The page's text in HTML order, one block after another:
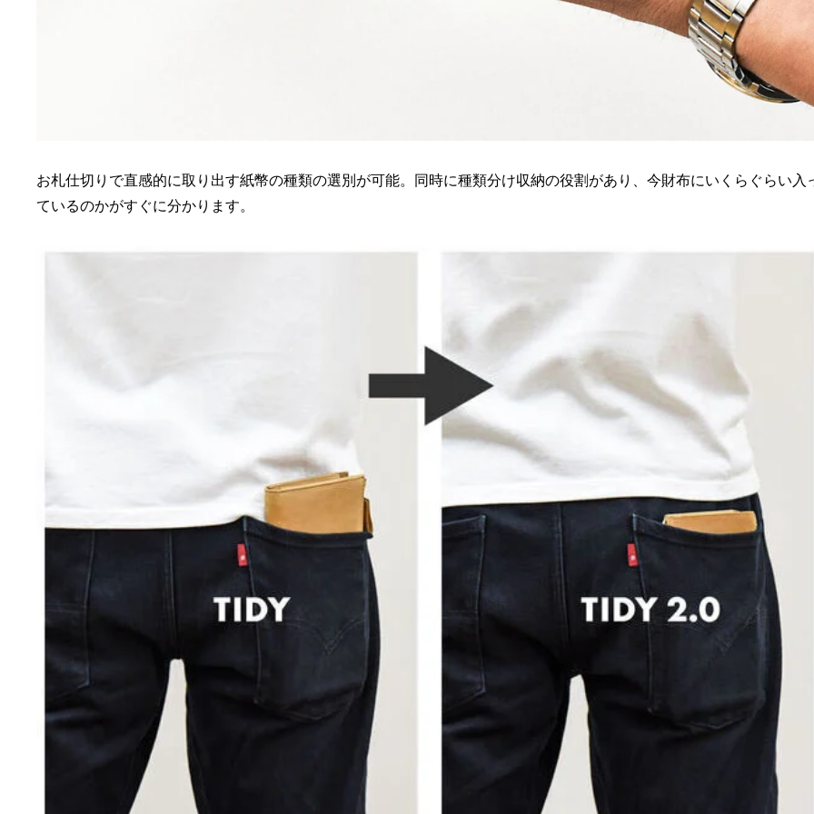
お札仕切りで直感的に取り出す紙幣の種類の選別が可能。同時に種類分け収納の役割があり、今財布にいくらぐらい入
ているのかがすぐに分かります。